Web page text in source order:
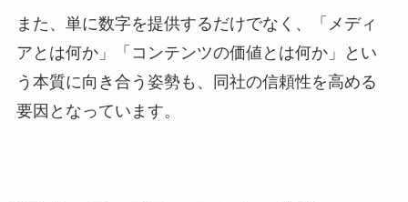
また、単に数字を提供するだけでなく、「メディ
アとは何か」「コンテンツの価値とは何か」とい
う本質に向き合う姿勢も、同社の信頼性を高める
要因となっています。